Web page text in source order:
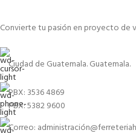
Convierte tu pasión en proyecto de
Ciudad de Guatemala. Guatemala.
PBX: 3536 4869
PBX: 5382 9600
Correo: